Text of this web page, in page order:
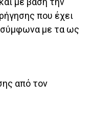
που έχει
σύμφωνα με τα ως
από τον